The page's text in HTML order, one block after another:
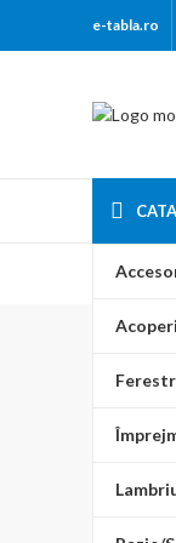
e-tabla.ro